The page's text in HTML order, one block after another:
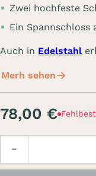
Zwei hochfeste
Ein Spannschloss
Auch in Edelstahl
Merh sehen
78,00 €